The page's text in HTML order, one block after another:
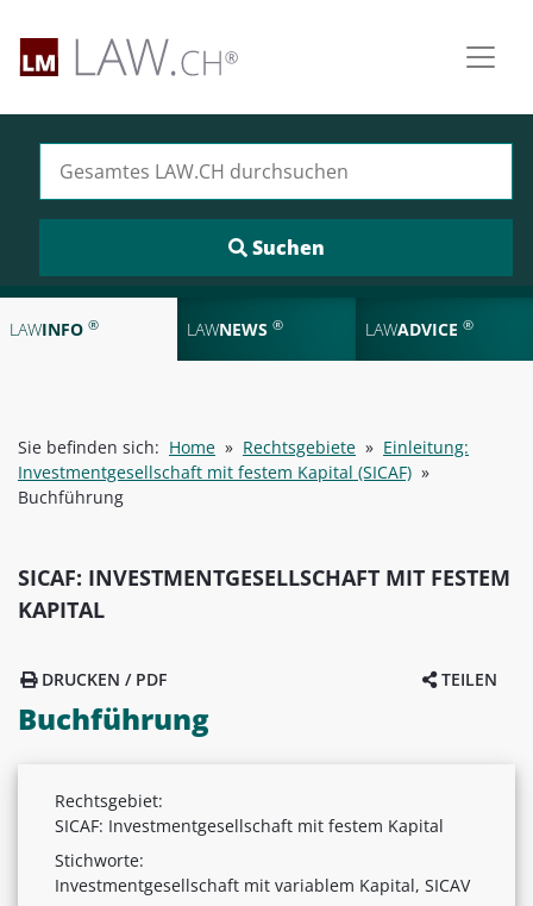
LAWINFO ® LAWNEWS ® LAWADVICE ®
Sie befinden sich: Home » Rechtsgebiete » Einleitung:
Investmentgesellschaft mit festem Kapital (SICAF) »
Buchführung
SICAF: INVESTMENTGESELLSCHAFT MIT FESTEM
KAPITAL
TEILEN
DRUCKEN / PDF
Buchführung
Rechtsgebiet:
SICAF: Investmentgesellschaft mit festem Kapital
Stichworte:
Investmentgesellschaft mit variablem Kapital, SICAV